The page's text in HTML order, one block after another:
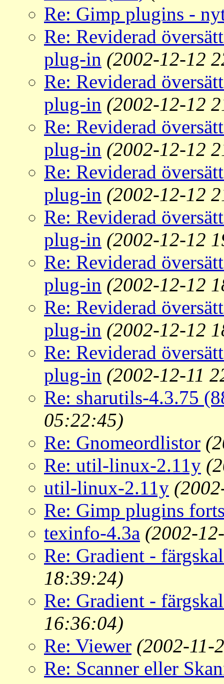
Re: Gimp plugins -
Re: Reviderad
plug-in (2002-12-12
Re: Reviderad
plug-in (2002-12-12
Re: Reviderad
plug-in (2002-12-12
Re: Reviderad
plug-in (2002-12-12
Re: Reviderad
plug-in (2002-12-12
Re: Reviderad
plug-in (2002-12-12
Re: Reviderad
plug-in (2002-12-12
Re: Reviderad
plug-in (2002-12-11
Re: sharutils-4.3.75
05:22:45)
Re: Gnomeordlistor
Re: util-linux-2.11y
util-linux-2.11y
Re: Gimp plugins
texinfo-4.3a (2002-
Re: Gradient -
18:39:24)
Re: Gradient -
16:36:04)
Re: Viewer (2002-11-
Re: Scanner eller